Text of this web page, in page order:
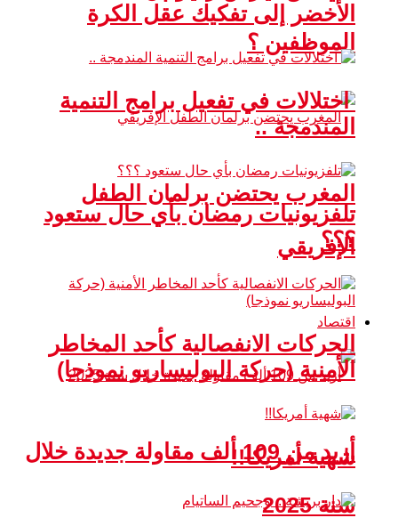
الموظفين ؟
المغرب يحتضن برلمان الطفل
الإفريقي
اقتصاد
أزيد من 109 ألف مقاولة جديدة خلال
سنة 2025
الأخضر إلى تفكيك عقل الكرة
اختلالات في تفعيل برامج التنمية
المندمجة ..
تلفزيونيات رمضان بأي حال ستعود
؟؟؟
الحركات الانفصالية كأحد المخاطر
الأمنية (حركة البوليساريو نموذجا)
شهية أمريكا!!